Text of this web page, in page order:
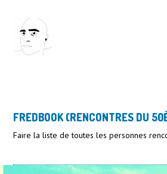
FREDBOOK (RENCONTRES DU
Faire la liste de toutes les personnes